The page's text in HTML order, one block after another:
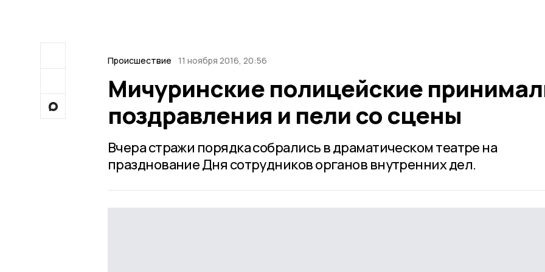
Происшествие 11 ноября 2016, 20:56
Мичуринские полицейские
поздравления и пели со сцены
Вчера стражи порядка собрались в драматическом театре на
празднование Дня сотрудников органов внутренних дел.